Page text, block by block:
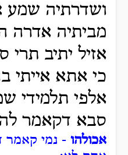
ושדרתיה שמע
מביתיה אדרה
אזיל יתיב תרי
כי אתא אייתי
אלפי תלמידי
סבא דקאמר
אכולהו - נמי קאמר